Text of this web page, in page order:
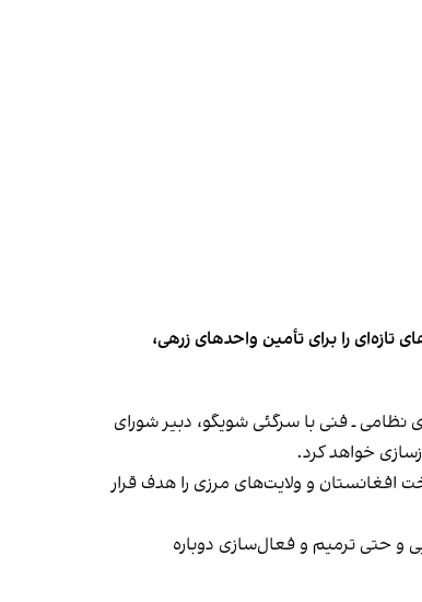
را برای تأمین واحدهای زرهی،
ـ فنی با سرگئی شویگو، دبیر شورای
خواهد کرد.
افغانستان و ولایت‌های مرزی را هدف قرار
و حتی ترمیم و فعال‌سازی دوباره